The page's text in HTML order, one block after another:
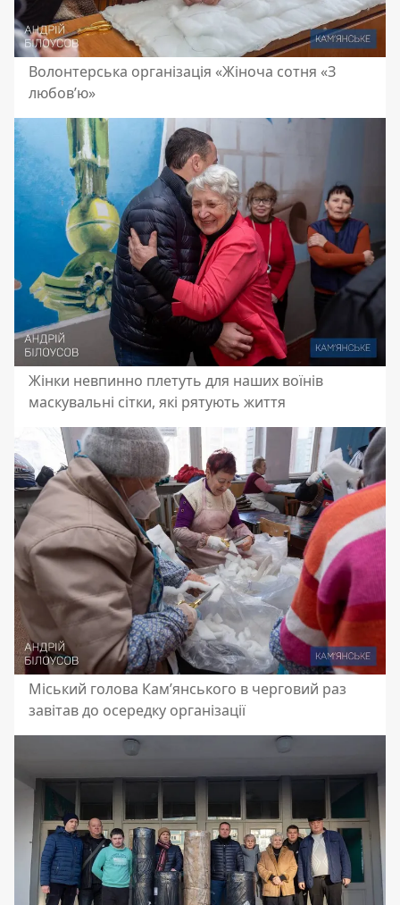
Волонтерська організація «Жіноча сотня «З
любов’ю»
Жінки невпинно плетуть для наших воїнів
маскувальні сітки, які рятують життя
Міський голова Кам’янського в черговий раз
завітав до осередку організації